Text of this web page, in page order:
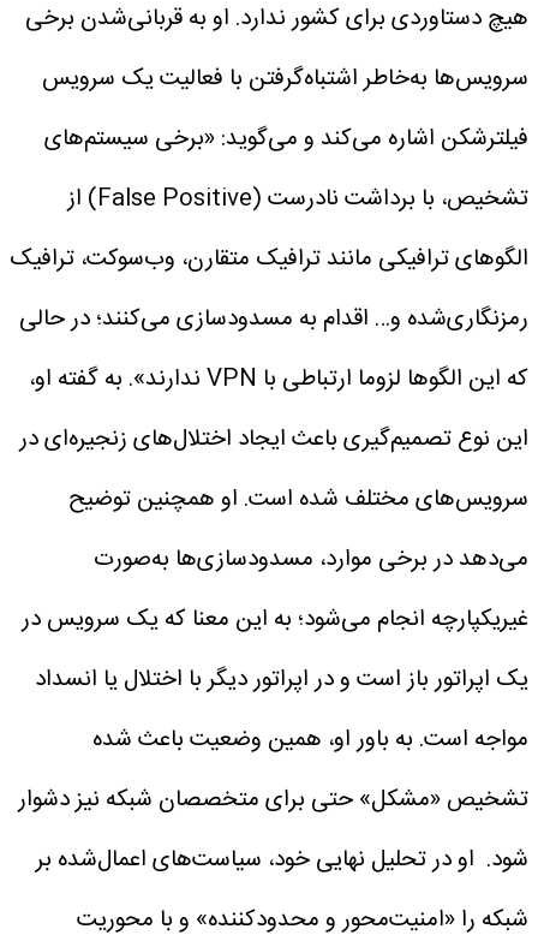
هیچ دستاوردی برای کشور ندارد. او به قربانی‌شدن برخی
سرویس‌ها به‌خاطر اشتباه‌گرفتن با فعالیت یک سرویس
فیلترشکن اشاره می‌کند و می‌گوید: «برخی سیستم‌های
تشخیص، با برداشت نادرست (False Positive) از
الگوهای ترافیکی مانند ترافیک متقارن، وب‌سوکت، ترافیک
رمزنگاری‌شده و… اقدام به مسدودسازی می‌کنند؛ در حالی
که این الگوها لزوما ارتباطی با VPN ندارند».
به گفته او،
این نوع تصمیم‌گیری باعث ایجاد اختلال‌های زنجیره‌ای در
سرویس‌های مختلف شده است. او همچنین توضیح
می‌دهد در برخی موارد، مسدودسازی‌ها به‌صورت
غیریکپارچه انجام می‌شود؛ به این معنا که یک سرویس در
یک اپراتور باز است و در اپراتور دیگر با اختلال یا انسداد
مواجه است. به باور او، همین وضعیت باعث شده
تشخیص «مشکل» حتی برای متخصصان شبکه نیز دشوار
شود. او در تحلیل نهایی خود، سیاست‌های اعمال‌شده بر
شبکه را «امنیت‌محور و محدودکننده» و با محوریت